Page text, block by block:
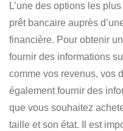
L’une des options les
prêt bancaire auprès
financière. Pour obtenir
fournir des informations
comme vos revenus, vos
également fournir des
que vous souhaitez
taille et son état. Il est